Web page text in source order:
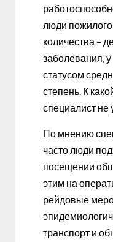
люди пожилого
количества –
заболевания,
статусом
степень. К
специалист не
По мнению
часто люди
посещении
этим на
рейдовые
транспорт и